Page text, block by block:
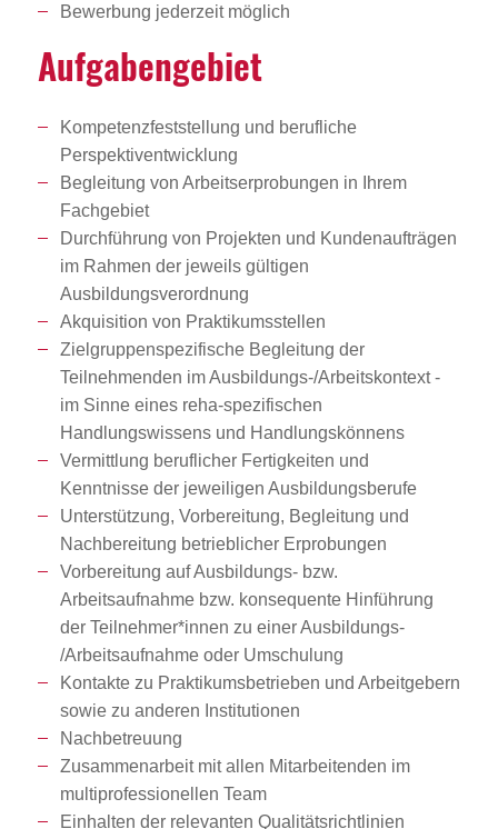
Bewerbung jederzeit möglich
Aufga­ben­ge­biet
Kompetenzfeststellung und berufliche
Perspektiventwicklung
Begleitung von Arbeitserprobungen in Ihrem
Fachgebiet
Durchführung von Projekten und Kundenaufträgen
im Rahmen der jeweils gültigen
Ausbildungsverordnung
Akquisition von Praktikumsstellen
Zielgruppenspezifische Begleitung der
Teilnehmenden im Ausbildungs-/Arbeitskontext -
im Sinne eines reha-spezifischen
Handlungswissens und Handlungskönnens
Vermittlung beruflicher Fertigkeiten und
Kenntnisse der jeweiligen Ausbildungsberufe
Unterstützung, Vorbereitung, Begleitung und
Nachbereitung betrieblicher Erprobungen
Vorbereitung auf Ausbildungs- bzw.
Arbeitsaufnahme bzw. konsequente Hinführung
der Teilnehmer*innen zu einer Ausbildungs-
/Arbeitsaufnahme oder Umschulung
Kontakte zu Praktikumsbetrieben und Arbeitgebern
sowie zu anderen Institutionen
Nachbetreuung
Zusammenarbeit mit allen Mitarbeitenden im
multiprofessionellen Team
Einhalten der relevanten Qualitätsrichtlinien